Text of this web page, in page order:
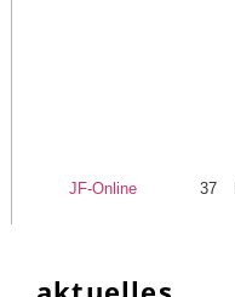
JF-Online 37